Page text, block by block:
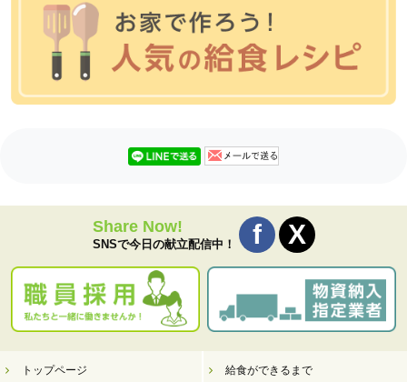
Share Now!
SNSで今日の献立配信中！
トップページ 給食ができるまで